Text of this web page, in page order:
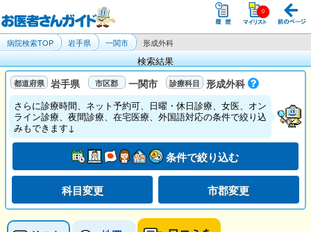
病院検索TOP 岩手県 一関市 形成外科
検索結果
岩手県 一関市 形成外科
さらに診療時間、ネット予約可、日曜・休日診療、女医、オン
ライン診療、夜間診療、在宅医療、外国語対応の条件で絞り込
みもできます↓
条件で絞り込む
科目変更 市郡変更